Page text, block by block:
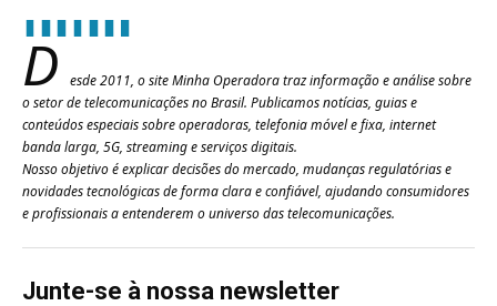
D
esde 2011, o site Minha Operadora traz informação e análise sobre
o setor de telecomunicações no Brasil. Publicamos notícias, guias e
conteúdos especiais sobre operadoras, telefonia móvel e fixa, internet
banda larga, 5G, streaming e serviços digitais.
Nosso objetivo é explicar decisões do mercado, mudanças regulatórias e
novidades tecnológicas de forma clara e confiável, ajudando consumidores
e profissionais a entenderem o universo das telecomunicações.
Junte-se à nossa newsletter